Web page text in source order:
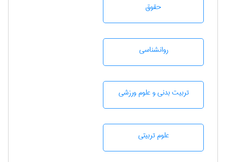
حقوق
روانشناسی
تربيت بدنی و علوم ورزشی
علوم تربيتی